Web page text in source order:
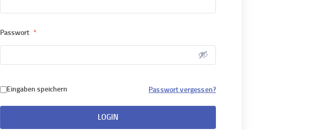
Passwort *
Eingaben speichern Passwort vergessen?
LOGIN